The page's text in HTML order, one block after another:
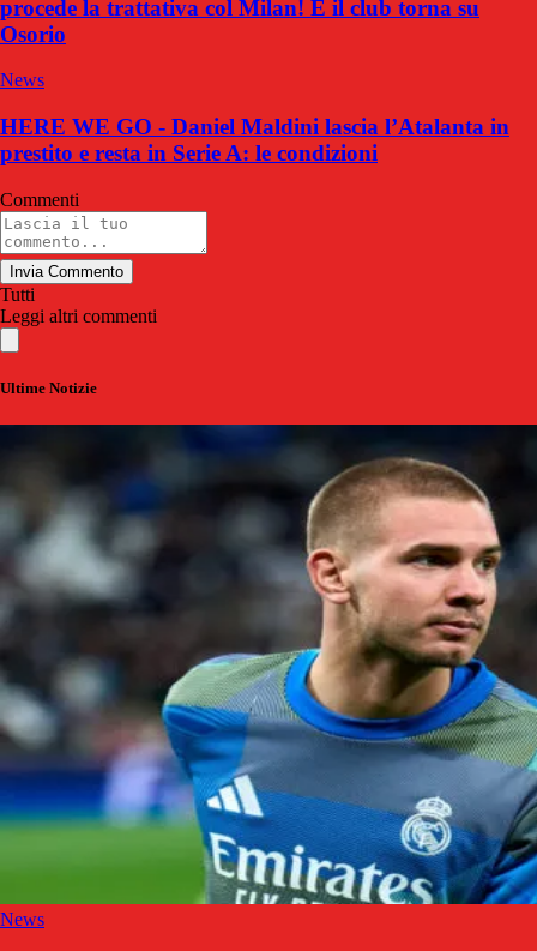
procede la trattativa col Milan! E il club torna su
Osorio
News
HERE WE GO - Daniel Maldini lascia l’Atalanta in
prestito e resta in Serie A: le condizioni
Commenti
Invia Commento
Tutti
Leggi altri commenti
Ultime Notizie
News